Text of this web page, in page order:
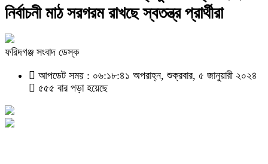
নির্বাচনী মাঠ সরগরম রাখছে স্বতন্ত্র প্রার্থীরা
ফরিদগঞ্জ সংবাদ ডেস্ক
আপডেট সময় : ০৬:১৮:৪১ অপরাহ্ন, শুক্রবার, ৫ জানুয়ারী ২০২৪
৫৫৫ বার পড়া হয়েছে